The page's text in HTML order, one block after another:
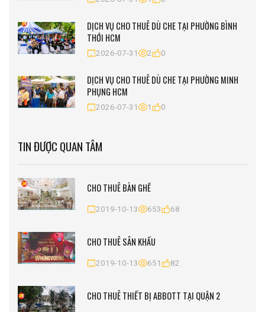
DỊCH VỤ CHO THUÊ DÙ CHE TẠI PHƯỜNG BÌNH
THỚI HCM
2026-07-31 2 0
DỊCH VỤ CHO THUÊ DÙ CHE TẠI PHƯỜNG MINH
PHỤNG HCM
2026-07-31 1 0
TIN ĐƯỢC QUAN TÂM
CHO THUÊ BÀN GHẾ
2019-10-13 653 68
CHO THUÊ SÂN KHẤU
2019-10-13 651 82
CHO THUÊ THIẾT BỊ ABBOTT TẠI QUẬN 2